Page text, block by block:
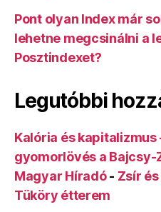
Pont olyan Index már
lehetne megcsinálni a
Posztindexet?
Legutóbbi
Kalória és
gyomorlövés a Bajcsy-
Magyar Híradó- Zsír
Tüköry étterem